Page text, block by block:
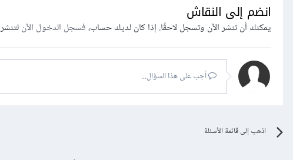
انضم إلى النقاش
يمكنك أن تنشر الآن وتسجل لاحقًا. إذا كان لديك حساب،فسجل الدخول الآن
أجب على هذا السؤال...
اذهب إلى قائمة الأسئلة